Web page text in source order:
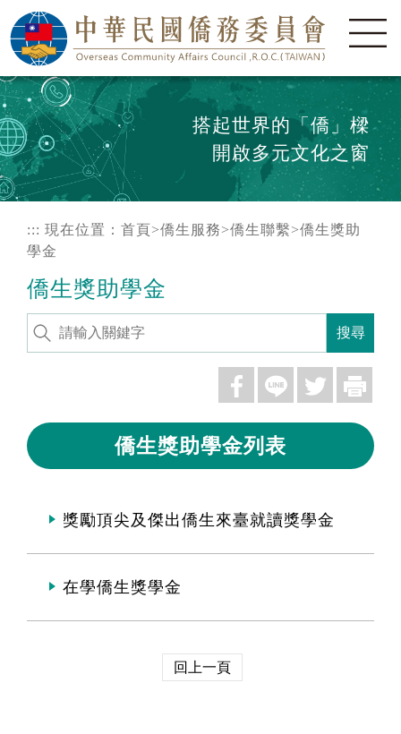
搭起世界的「僑」樑
開啟多元文化之窗
::: 現在位置： 首頁>僑生服務>僑生聯繫>僑生獎助
學金
僑生獎助學金
僑生獎助學金列表
獎勵頂尖及傑出僑生來臺就讀獎學金
在學僑生獎學金
回上一頁